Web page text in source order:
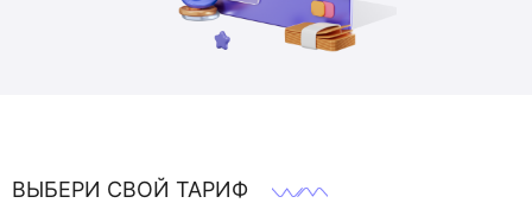
ВЫБЕРИ СВОЙ ТАРИФ